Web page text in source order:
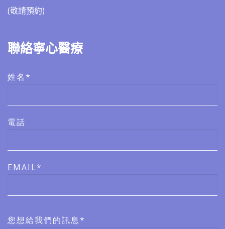
(敬請預約)​​
聯絡寧心醫療
姓名*
電話
EMAIL*
您想給我們的訊息*